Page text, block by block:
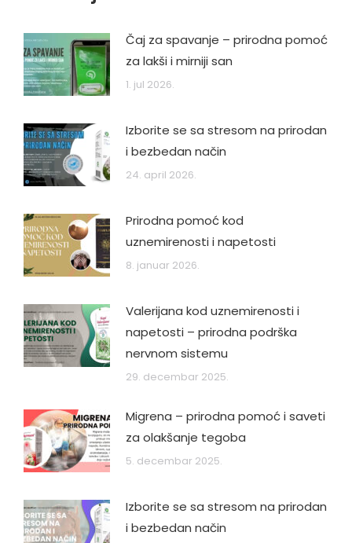
Čaj za spavanje – prirodna pomoć
za lakši i mirniji san
1. jul 2026.
Izborite se sa stresom na prirodan
i bezbedan način
24. april 2026.
Prirodna pomoć kod
uznemirenosti i napetosti
8. januar 2026.
Valerijana kod uznemirenosti i
napetosti – prirodna podrška
nervnom sistemu
29. decembar 2025.
Migrena – prirodna pomoć i saveti
za olakšanje tegoba
5. decembar 2025.
Izborite se sa stresom na prirodan
i bezbedan način